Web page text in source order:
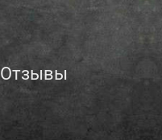
Отзывы